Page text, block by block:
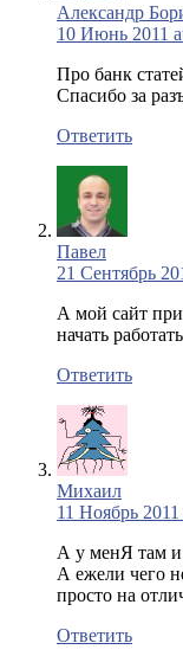
Александр
10 Июнь 2011
Про банк
Спасибо за
Ответить
Павел
21 Сентябрь
А мой сайт
начать
Ответить
Михаил
11 Ноябрь 2011
А у менЯ там и
А ежели чего
просто на
Ответить